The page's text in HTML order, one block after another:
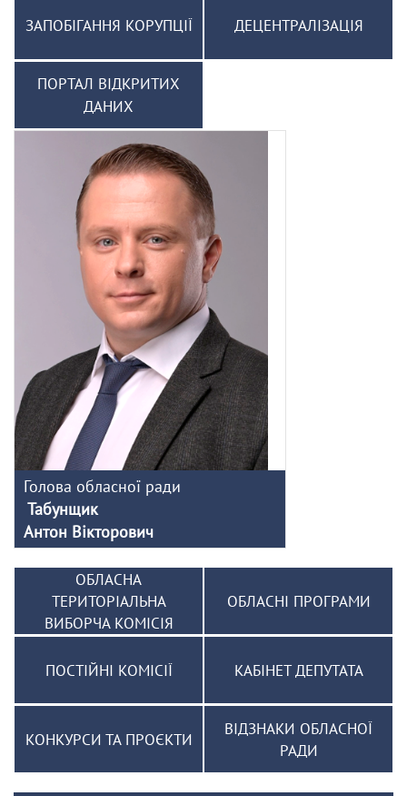
ЗАПОБІГАННЯ КОРУПЦІЇ ДЕЦЕНТРАЛІЗАЦІЯ
ПОРТАЛ ВІДКРИТИХ
ДАНИХ
Голова обласної ради
Табунщик
Антон Вікторович
ОБЛАСНА
ТЕРИТОРІАЛЬНА
ВИБОРЧА КОМІСІЯ
ОБЛАСНІ ПРОГРАМИ
ПОСТІЙНІ КОМІСІЇ КАБІНЕТ ДЕПУТАТА
КОНКУРСИ ТА ПРОЄКТИ
ВІДЗНАКИ ОБЛАСНОЇ
РАДИ